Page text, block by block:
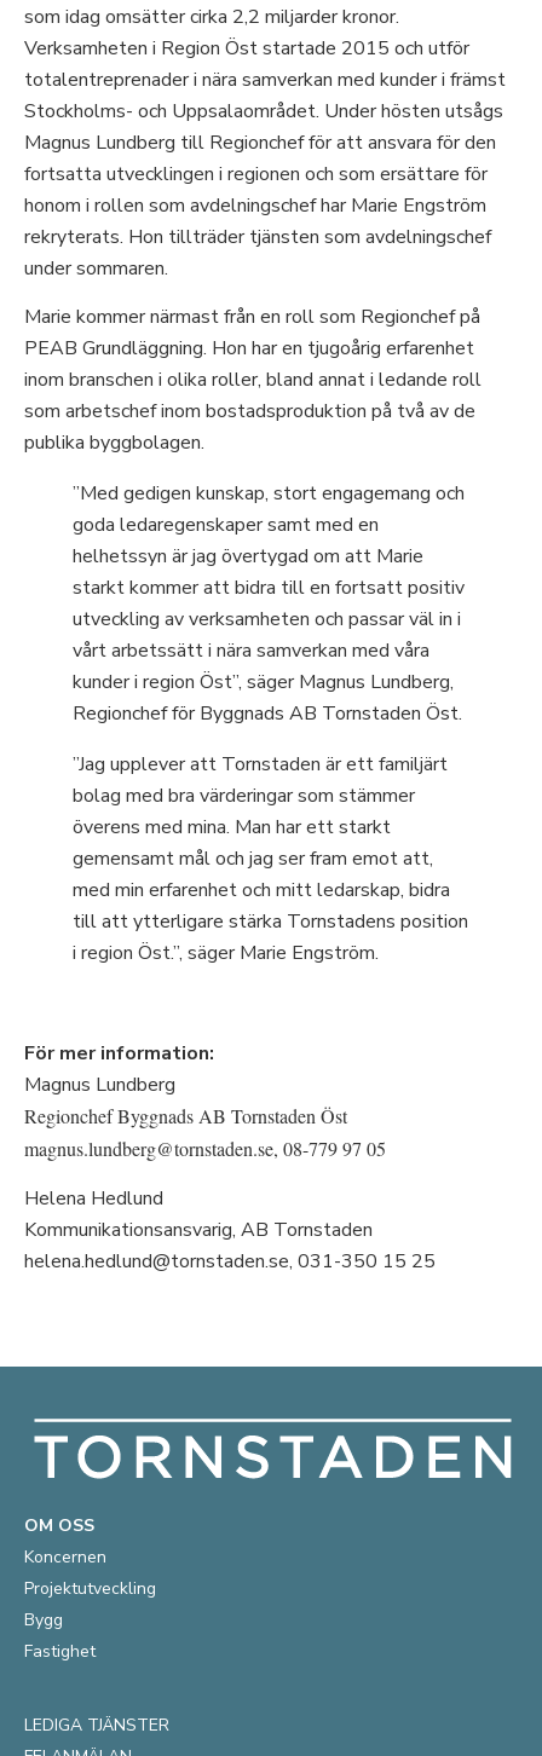
som idag omsätter cirka 2,2 miljarder kronor.
Verksamheten i Region Öst startade 2015 och utför
totalentreprenader i nära samverkan med kunder i främst
Stockholms- och Uppsalaområdet. Under hösten utsågs
Magnus Lundberg till Regionchef för att ansvara för den
fortsatta utvecklingen i regionen och som ersättare för
honom i rollen som avdelningschef har Marie Engström
rekryterats. Hon tillträder tjänsten som avdelningschef
under sommaren.
Marie kommer närmast från en roll som Regionchef på
PEAB Grundläggning. Hon har en tjugoårig erfarenhet
inom branschen i olika roller, bland annat i ledande roll
som arbetschef inom bostadsproduktion på två av de
publika byggbolagen.
”Med gedigen kunskap, stort engagemang och
goda ledaregenskaper samt med en
helhetssyn är jag övertygad om att Marie
starkt kommer att bidra till en fortsatt positiv
utveckling av verksamheten och passar väl in i
vårt arbetssätt i nära samverkan med våra
kunder i region Öst”, säger Magnus Lundberg,
Regionchef för Byggnads AB Tornstaden Öst.
”Jag upplever att Tornstaden är ett familjärt
bolag med bra värderingar som stämmer
överens med mina. Man har ett starkt
gemensamt mål och jag ser fram emot att,
med min erfarenhet och mitt ledarskap, bidra
till att ytterligare stärka Tornstadens position
i region Öst.”, säger Marie Engström.
För mer information:
Magnus Lundberg
Regionchef Byggnads AB Tornstaden Öst
magnus.lundberg@tornstaden.se, 08-779 97 05
Helena Hedlund
Kommunikationsansvarig, AB Tornstaden
helena.hedlund@tornstaden.se, 031-350 15 25
OM OSS
Koncernen
Projektutveckling
Bygg
Fastighet
LEDIGA TJÄNSTER